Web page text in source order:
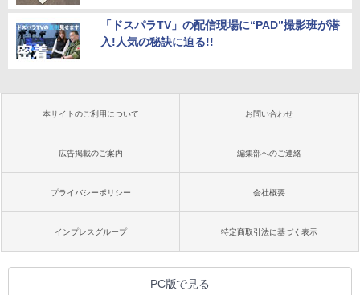
「ドスパラTV」の配信現場に“PAD”撮影班が潜
入!人気の秘訣に迫る!!
本サイトのご利用について お問い合わせ
広告掲載のご案内 編集部へのご連絡
プライバシーポリシー 会社概要
インプレスグループ 特定商取引法に基づく表示
PC版で見る